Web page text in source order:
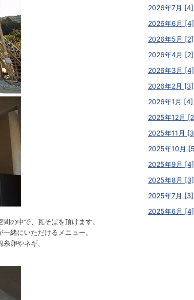
の中で、瓦そばを頂けます。
緒にいただけるメニュー。
卵やネギ、
2026年7月 [4]
2026年6月 [4]
2026年5月 [2]
2026年4月 [2]
2026年3月 [4]
2026年2月 [3]
2026年1月 [4]
2025年12月
2025年11月
2025年10月
2025年9月 [4]
2025年8月 [3]
2025年7月 [3]
2025年6月 [4]